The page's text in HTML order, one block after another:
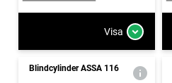
Visa
Blindcylinder ASSA 116